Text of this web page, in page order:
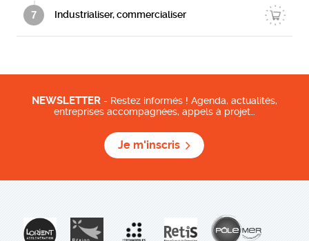
7 Industrialiser, commercialiser
NEWSLETTER - Restez informés ! Agenda, actualités,
entreprises accompagnées, appels à projet…
Je m'inscris